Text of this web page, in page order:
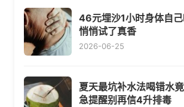
46元埋沙1小时身体自
悄悄试了真香
2026-06-25
夏天最坑补水法喝错水
急提醒别再信4升排毒